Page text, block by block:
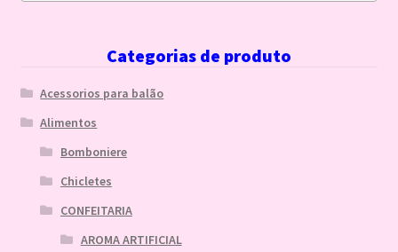
Categorias de produto
Acessorios para balão
Alimentos
Bomboniere
Chicletes
CONFEITARIA
AROMA ARTIFICIAL